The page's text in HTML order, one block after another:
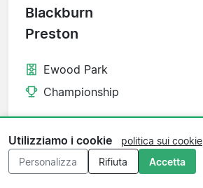
Blackburn
Preston
Ewood Park
Championship
Prezzo da
156 €
Utilizziamo i cookie
politica sui cookie
Personalizza
Rifiuta Accetta